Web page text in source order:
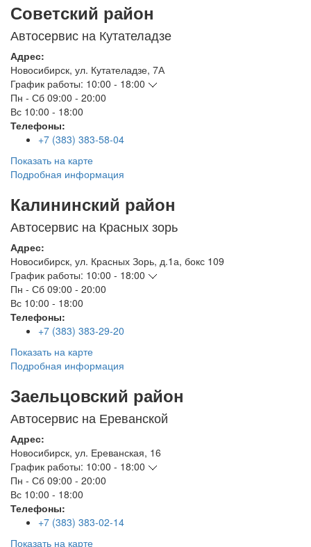
Советский район
Автосервис на Кутателадзе
Адрес:
Новосибирск, ул. Кутателадзе, 7А
График работы: 10:00 - 18:00
Пн - Сб 09:00 - 20:00
Вс 10:00 - 18:00
Телефоны:
+7 (383) 383-58-04
Показать на карте
Подробная информация
Калининский район
Автосервис на Красных зорь
Адрес:
Новосибирск, ул. Красных Зорь, д.1а, бокс 109
График работы: 10:00 - 18:00
Пн - Сб 09:00 - 20:00
Вс 10:00 - 18:00
Телефоны:
+7 (383) 383-29-20
Показать на карте
Подробная информация
Заельцовский район
Автосервис на Ереванской
Адрес:
Новосибирск, ул. Ереванская, 16
График работы: 10:00 - 18:00
Пн - Сб 09:00 - 20:00
Вс 10:00 - 18:00
Телефоны:
+7 (383) 383-02-14
Показать на карте